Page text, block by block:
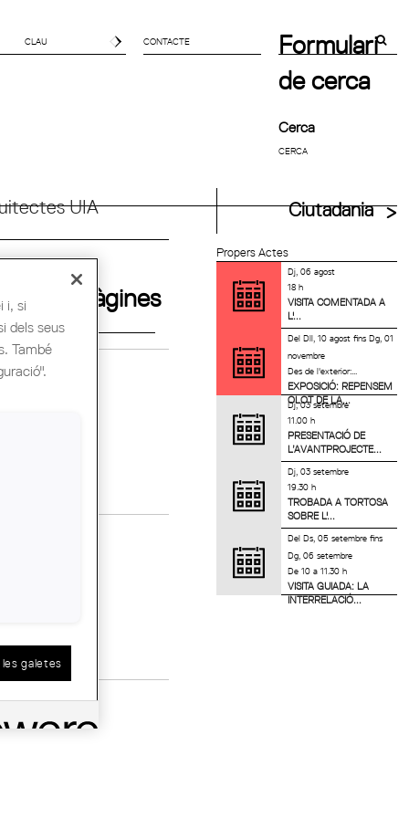
CONTACTE
Formulari
de cerca
Cerca
UIA Ciutadania
Propers Actes
Dj, 06 agost
18 h
VISITA COMENTADA A
L'...
DelDll, 10 agostfinsDg, 01
novembre
Des de l'exterior:...
EXPOSICIÓ: REPENSEM
OLOT DE LA...
Dj, 03 setembre
11.00 h
PRESENTACIÓ DE
L’AVANTPROJECTE...
Dj, 03 setembre
19.30 h
TROBADA A TORTOSA
SOBRE L'...
DelDs, 05 setembrefins
Dg, 06 setembre
De 10 a 11.30 h
VISITA GUIADA: LA
INTERRELACIÓ...
CIVICAI
Pàgines
i, si
dels seus
També
galetes